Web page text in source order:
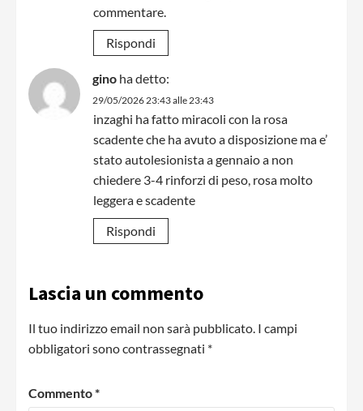
commentare.
Rispondi
gino ha detto:
29/05/2026 23:43 alle 23:43
inzaghi ha fatto miracoli con la rosa
scadente che ha avuto a disposizione ma e’
stato autolesionista a gennaio a non
chiedere 3-4 rinforzi di peso, rosa molto
leggera e scadente
Rispondi
Lascia un commento
Il tuo indirizzo email non sarà pubblicato. I campi
obbligatori sono contrassegnati *
Commento*